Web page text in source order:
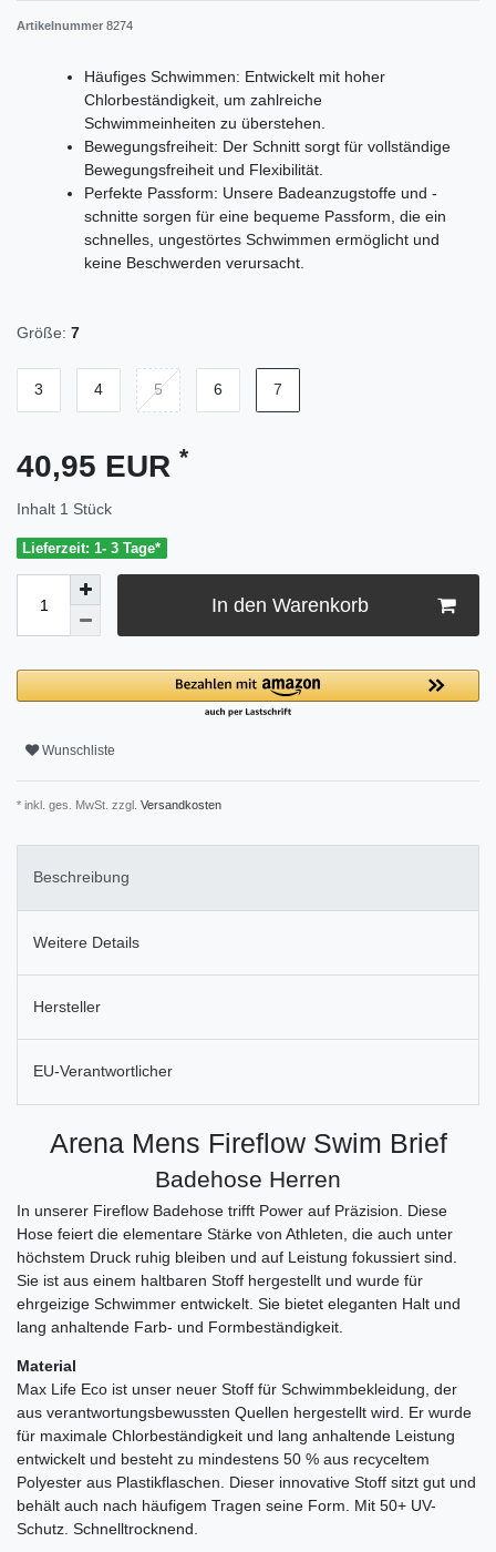
Artikelnummer 8274
Häufiges Schwimmen: Entwickelt mit hoher
Chlorbeständigkeit, um zahlreiche
Schwimmeinheiten zu überstehen.
Bewegungsfreiheit: Der Schnitt sorgt für vollständige
Bewegungsfreiheit und Flexibilität.
Perfekte Passform: Unsere Badeanzugstoffe und -
schnitte sorgen für eine bequeme Passform, die ein
schnelles, ungestörtes Schwimmen ermöglicht und
keine Beschwerden verursacht.
Größe: 7
3 4 5 6 7
40,95 EUR *
Inhalt 1 Stück
Lieferzeit: 1- 3 Tage*
In den Warenkorb
Wunschliste
* inkl. ges. MwSt. zzgl. Versandkosten
Beschreibung
Weitere Details
Hersteller
EU-Verantwortlicher
Arena Mens Fireflow Swim Brief
Badehose Herren
In unserer Fireflow Badehose trifft Power auf Präzision. Diese
Hose feiert die elementare Stärke von Athleten, die auch unter
höchstem Druck ruhig bleiben und auf Leistung fokussiert sind.
Sie ist aus einem haltbaren Stoff hergestellt und wurde für
ehrgeizige Schwimmer entwickelt. Sie bietet eleganten Halt und
lang anhaltende Farb- und Formbeständigkeit.
Material
Max Life Eco ist unser neuer Stoff für Schwimmbekleidung, der
aus verantwortungsbewussten Quellen hergestellt wird. Er wurde
für maximale Chlorbeständigkeit und lang anhaltende Leistung
entwickelt und besteht zu mindestens 50 % aus recyceltem
Polyester aus Plastikflaschen. Dieser innovative Stoff sitzt gut und
behält auch nach häufigem Tragen seine Form. Mit 50+ UV-
Schutz. Schnelltrocknend.